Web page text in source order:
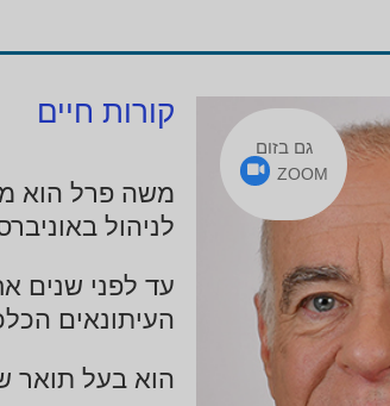
גם בזום
ZOOM
קורות חיים
משה פרל הוא
לניהול
עד לפני שנים
העיתונאים
הוא בעל תואר